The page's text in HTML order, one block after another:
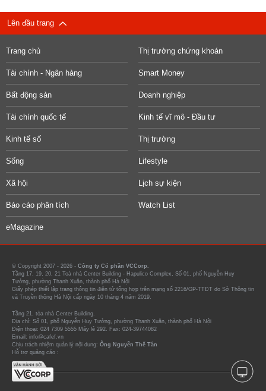
Lên đầu trang
Trang chủ Thị trường chứng khoán
Tài chính - Ngân hàng Smart Money
Bất động sản Doanh nghiệp
Tài chính quốc tế Kinh tế vĩ mô - Đầu tư
Kinh tế số Thị trường
Sống Lifestyle
Xã hội Lịch sự kiện
Báo cáo phân tích Watch List
eMagazine
© Copyright 2007 - 2026 - Công ty Cổ phần VCCorp.
Tầng 17, 19, 20, 21 Toà nhà Center Building - Hapulico Complex, Số 01, phố Nguyễn Huy
Tưởng, phường Thanh Xuân, thành phố Hà Nội
Giấy phép thiết lập trang thông tin điện tử tổng hợp trên mạng số 2216/GP-TTĐT do Sở Thông tin
và Truyền thông Hà Nội cấp ngày 10 tháng 4 năm 2019.
Tầng 21, tòa nhà Center Building.
Địa chỉ: Số 01, phố Nguyễn Huy Tưởng, phường Thanh Xuân, thành phố Hà Nội
Điện thoại: 024 7309 5555 Máy lẻ 292. Fax: 024-39744082
Email: info@cafef.vn
Chịu trách nhiệm quản lý nội dung: Ông Nguyễn Thế Tân
Hỗ trợ quảng cáo :